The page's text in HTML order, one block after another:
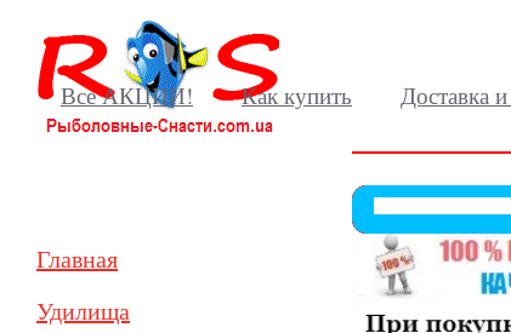
Все АКЦИИ! Как купить Доставка
Главная
Удилища